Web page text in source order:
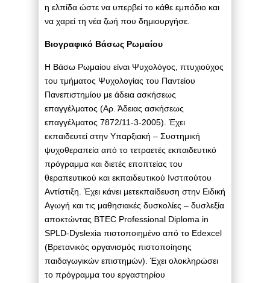
η ελπίδα ώστε να υπερβεί το κάθε εμπόδιο και
να χαρεί τη νέα ζωή που δημιουργήσε.
Βιογραφικό Βάσως Ρωμαίου
Η Βάσω Ρωμαίου είναι Ψυχολόγος, πτυχιούχος
του τμήματος Ψυχολογίας του Παντείου
Πανεπιστημίου με άδεια ασκήσεως
επαγγέλματος (Αρ. Άδειας ασκήσεως
επαγγέλματος 7872/11-3-2005). Έχει
εκπαιδευτεί στην Υπαρξιακή – Συστημική
ψυχοθεραπεία από το τετραετές εκπαιδευτικό
πρόγραμμα και διετές εποπτείας του
θεραπευτικού και εκπαιδευτικού Ινστιτούτου
Αντίστιξη. Έχει κάνει μετεκπαίδευση στην Ειδική
Αγωγή και τις μαθησιακές δυσκολίες – δυσλεξία
αποκτώντας BTEC Professional Diploma in
SPLD-Dyslexia πιστοποιημένο από το Edexcel
(Βρετανικός οργανισμός πιστοποίησης
παιδαγωγικών επιστημών). Έχει ολοκληρώσει
το πρόγραμμα του εργαστηρίου